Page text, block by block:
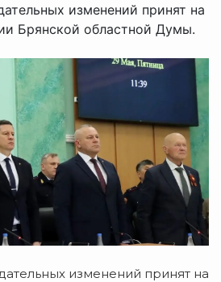
изменений принят на
Брянской областной Думы.
изменений принят на